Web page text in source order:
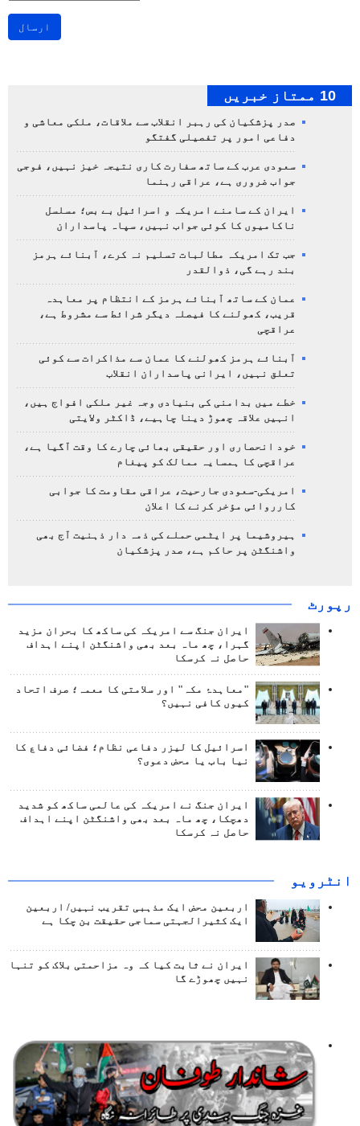
ارسال
10 ممتاز خبریں
صدر پزشکیان کی رہبر انقلاب سے ملاقات، ملکی معاشی و
دفاعی امور پر تفصیلی گفتگو
سعودی عرب کے ساتھ سفارت کاری نتیجہ خیز نہیں، فوجی
جواب ضروری ہے، عراقی رہنما
ایران کے سامنے امریکہ و اسرائیل بے بس؛ مسلسل
ناکامیوں کا کوئی جواب نہیں، سپاہ پاسداران
جب تک امریکہ مطالبات تسلیم نہ کرے، آبنائے ہرمز
بند رہے گی، ذوالقدر
عمان کے ساتھ آبنائے ہرمز کے انتظام پر معاہدہ
قریب، کھولنے کا فیصلہ دیگر شرائط سے مشروط ہے،
عراقچی
آبنائے ہرمز کھولنے کا عمان سے مذاکرات سے کوئی
تعلق نہیں، ایرانی پاسداران انقلاب
خطے میں بدامنی کی بنیادی وجہ غیر ملکی افواج ہیں،
انہیں علاقہ چھوڑ دینا چاہیے، ڈاکٹر ولایتی
خود انحصاری اور حقیقی بھائی چارے کا وقت آگیا ہے،
عراقچی کا ہمسایہ ممالک کو پیغام
امریکی-سعودی جارحیت، عراقی مقاومت کا جوابی
کارروائی مؤخر کرنے کا اعلان
ہیروشیما پر ایٹمی حملے کی ذمہ دار ذہنیت آج بھی
واشنگٹن پر حاکم ہے، صدر پزشکیان
رپورٹ
ایران جنگ سے امریکہ کی ساکھ کا بحران مزید
گہرا، چھ ماہ بعد بھی واشنگٹن اپنے اہداف
حاصل نہ کرسکا
"معاہدۂ مکہ" اور سلامتی کا معمہ؛ صرف اتحاد
کیوں کافی نہیں؟
اسرائیل کا لیزر دفاعی نظام؛ فضائی دفاع کا
نیا باب یا محض دعوی؟
ایران جنگ نے امریکہ کی عالمی ساکھ کو شدید
دھچکا، چھ ماہ بعد بھی واشنگٹن اپنے اہداف
حاصل نہ کرسکا
انٹرويو
اربعین محض ایک مذہبی تقریب نہیں/ اربعین
ایک کثیرالجہتی سماجی حقیقت بن چکا ہے
ایران نے ثابت کیا کہ وہ مزاحمتی بلاک کو تنہا
نہیں چھوڑے گا